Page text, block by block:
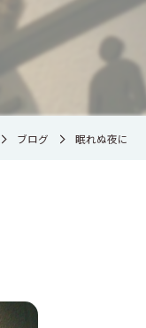
ブログ 眠れぬ夜に